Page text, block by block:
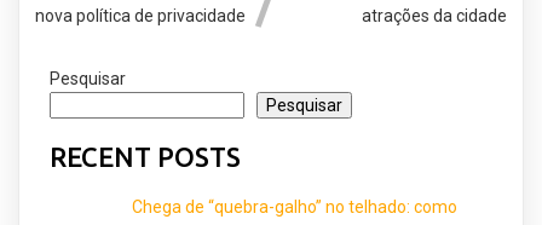
nova política de privacidade
atrações da cidade
Pesquisar
Pesquisar
RECENT POSTS
Chega de “quebra-galho” no telhado: como